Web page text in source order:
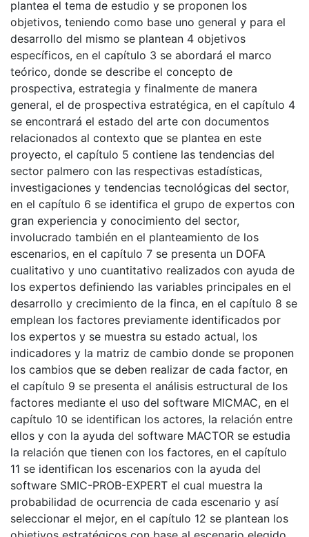
plantea el tema de estudio y se proponen los
objetivos, teniendo como base uno general y para el
desarrollo del mismo se plantean 4 objetivos
específicos, en el capítulo 3 se abordará el marco
teórico, donde se describe el concepto de
prospectiva, estrategia y finalmente de manera
general, el de prospectiva estratégica, en el capítulo 4
se encontrará el estado del arte con documentos
relacionados al contexto que se plantea en este
proyecto, el capítulo 5 contiene las tendencias del
sector palmero con las respectivas estadísticas,
investigaciones y tendencias tecnológicas del sector,
en el capítulo 6 se identifica el grupo de expertos con
gran experiencia y conocimiento del sector,
involucrado también en el planteamiento de los
escenarios, en el capítulo 7 se presenta un DOFA
cualitativo y uno cuantitativo realizados con ayuda de
los expertos definiendo las variables principales en el
desarrollo y crecimiento de la finca, en el capítulo 8 se
emplean los factores previamente identificados por
los expertos y se muestra su estado actual, los
indicadores y la matriz de cambio donde se proponen
los cambios que se deben realizar de cada factor, en
el capítulo 9 se presenta el análisis estructural de los
factores mediante el uso del software MICMAC, en el
capítulo 10 se identifican los actores, la relación entre
ellos y con la ayuda del software MACTOR se estudia
la relación que tienen con los factores, en el capítulo
11 se identifican los escenarios con la ayuda del
software SMIC-PROB-EXPERT el cual muestra la
probabilidad de ocurrencia de cada escenario y así
seleccionar el mejor, en el capítulo 12 se plantean los